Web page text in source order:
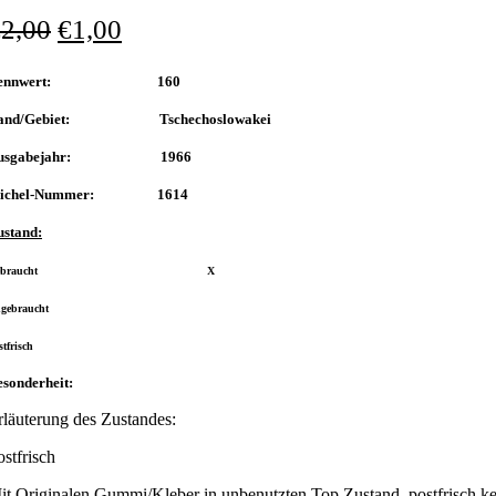
2,00 €1,00
160
Gebiet: Tschechoslowakei
1966
Nummer: 1614
X
des Zustandes: